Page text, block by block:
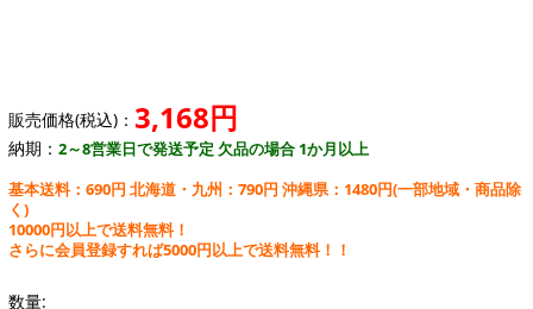
販売価格(税込)： 3,168円
納期： 2～8営業日で発送予定 欠品の場合 1か月以上
基本送料：690円 北海道・九州：790円 沖縄県：1480円(一部地域・商品除
く)
10000円以上で送料無料！
さらに会員登録すれば5000円以上で送料無料！！
数量: